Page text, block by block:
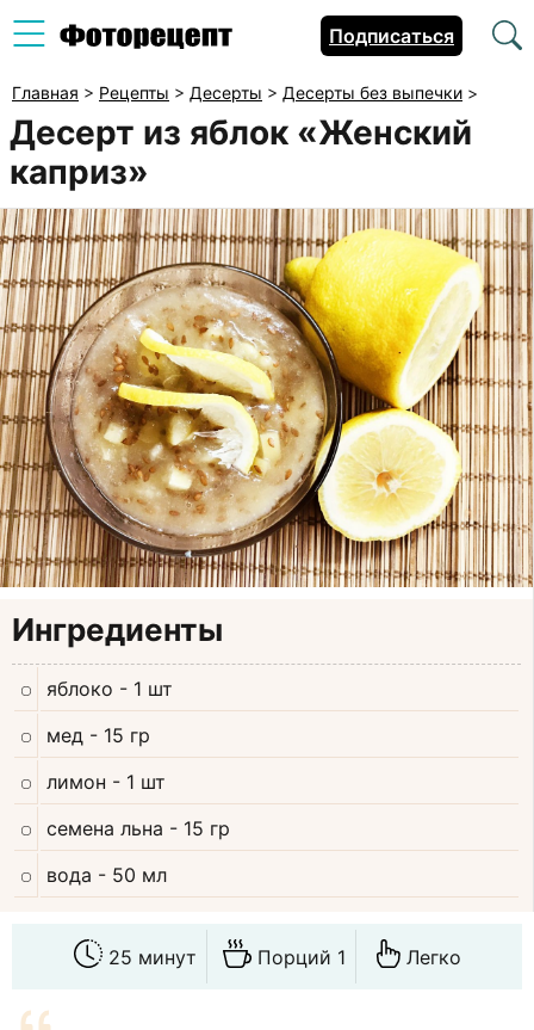
Подписаться
Главная > Рецепты > Десерты > Десерты без выпечки >
Десерт из яблок «Женский
каприз»
Ингредиенты
яблоко - 1 шт
мед - 15 гр
лимон - 1 шт
семена льна - 15 гр
вода - 50 мл
25 минут Порций 1 Легко